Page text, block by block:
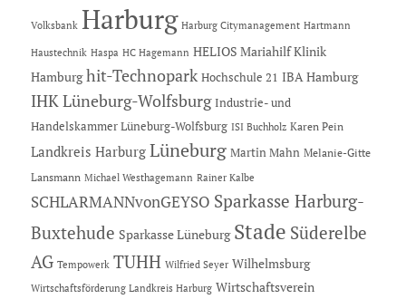
Volksbank Harburg Harburg Citymanagement Hartmann
Haustechnik Haspa HC Hagemann HELIOS Mariahilf Klinik
Hamburg hit-Technopark Hochschule 21 IBA Hamburg
IHK Lüneburg-Wolfsburg Industrie- und
Handelskammer Lüneburg-Wolfsburg ISI Buchholz Karen Pein
Landkreis Harburg Lüneburg Martin Mahn Melanie-Gitte
Lansmann Michael Westhagemann Rainer Kalbe
SCHLARMANNvonGEYSO Sparkasse Harburg-
Buxtehude Sparkasse Lüneburg Stade Süderelbe
AG Tempowerk TUHH Wilfried Seyer Wilhelmsburg
Wirtschaftsförderung Landkreis Harburg Wirtschaftsverein